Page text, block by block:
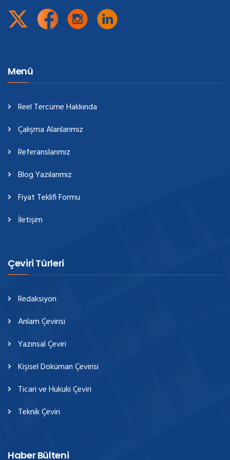
Menü
Reel Tercüme Hakkında
Çalışma Alanlarımız
Referanslarımız
Blog Yazılarımız
Fiyat Teklifi Formu
İletişim
Çeviri Türleri
Redaksiyon
Anlam Çevirisi
Yazınsal Çeviri
Kişisel Doküman Çevirisi
Ticari ve Hukuki Çeviri
Teknik Çeviri
Haber Bülteni